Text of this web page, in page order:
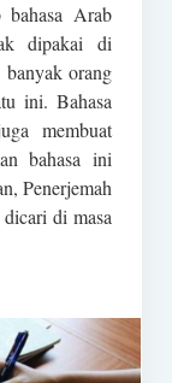
bahasa Arab
dipakai di
banyak orang
ini. Bahasa
membuat
bahasa ini
Penerjemah
di masa